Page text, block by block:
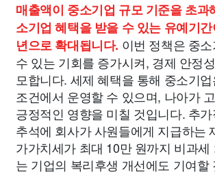
매출액이 중소기업 규모 기준을 초과
소기업 혜택을 받을 수 있는 유예기
년으로 확대됩니다. 이번 정책은 중
수 있는 기회를 증가시켜, 경제 안정
모합니다. 세제 혜택을 통해 중소기
조건에서 운영할 수 있으며, 나아가
긍정적인 영향을 미칠 것입니다. 추
추석에 회사가 사원들에게 지급하는
가가치세가 최대 10만 원까지 비과세
는 기업의 복리후생 개선에도 기여할